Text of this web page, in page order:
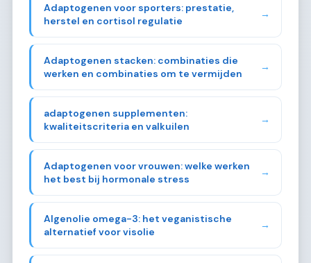
Adaptogenen voor sporters: prestatie,
herstel en cortisol regulatie
→
Adaptogenen stacken: combinaties die
werken en combinaties om te vermijden
→
adaptogenen supplementen:
kwaliteitscriteria en valkuilen
→
Adaptogenen voor vrouwen: welke werken
het best bij hormonale stress
→
Algenolie omega-3: het veganistische
alternatief voor visolie
→